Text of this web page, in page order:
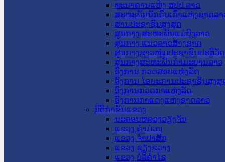
ທະນາຄານແຫ່ງ ສປປ ລາວ
ສະຫະພັນນັກຮົບເກົ່າແຫ່ງຊາດລາ
ສານປະຊາຊົນສູງສຸດ
ສູນກາງ ສະຫະພັນແມ່ຍິງລາວ
ສູນກາງ ແນວລາວສ້າງຊາດ
ສູນກາງຊາວໜຸ່ມປະຊາຊົນປະຕິວັ
ສູນກາງສະຫະພັນກຳມະບານລາວ
ອົງການ ກວດສອບແຫ່ງລັດ
ອົງການ ໄອຍະການປະຊາຊົນສູງສຸ
ອົງການກວດກາແຫ່ງລັດ
ອົງການກາແດງແຫ່ງຊາດລາວ
ນິຕິກໍາຂັ້ນແຂວງ
ນະ​ຄອນ​ຫລວງວຽງຈັນ
ແຂວງ ຄໍາມ່ວນ
ແຂວງ ຈໍາປາສັກ
ແຂວງ ຊຽງຂວາງ
ແຂວງ ບໍລິຄໍາໄຊ